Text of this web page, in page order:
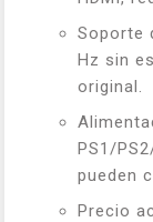
Soporte
Hz sin
original.
PS1/
pueden
Precio